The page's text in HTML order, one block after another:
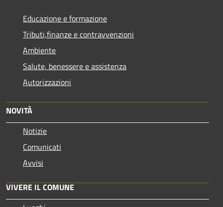
Educazione e formazione
Tributi,finanze e contravvenzioni
Ambiente
Salute, benessere e assistenza
Autorizzazioni
NOVITÀ
Notizie
Comunicati
Avvisi
VIVERE IL COMUNE